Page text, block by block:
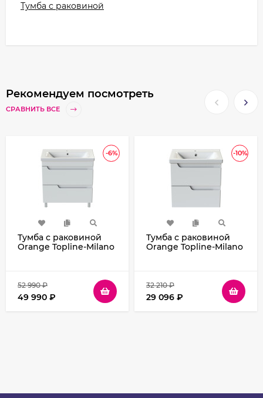
Тумба с раковиной
Рекомендуем посмотреть
СРАВНИТЬ ВСЕ
-6%
Тумба с раковиной
Orange Topline-Milano
52 990₽
49 990 ₽
-10%
Тумба с раковиной
Orange Topline-Milano
32 210₽
29 096 ₽